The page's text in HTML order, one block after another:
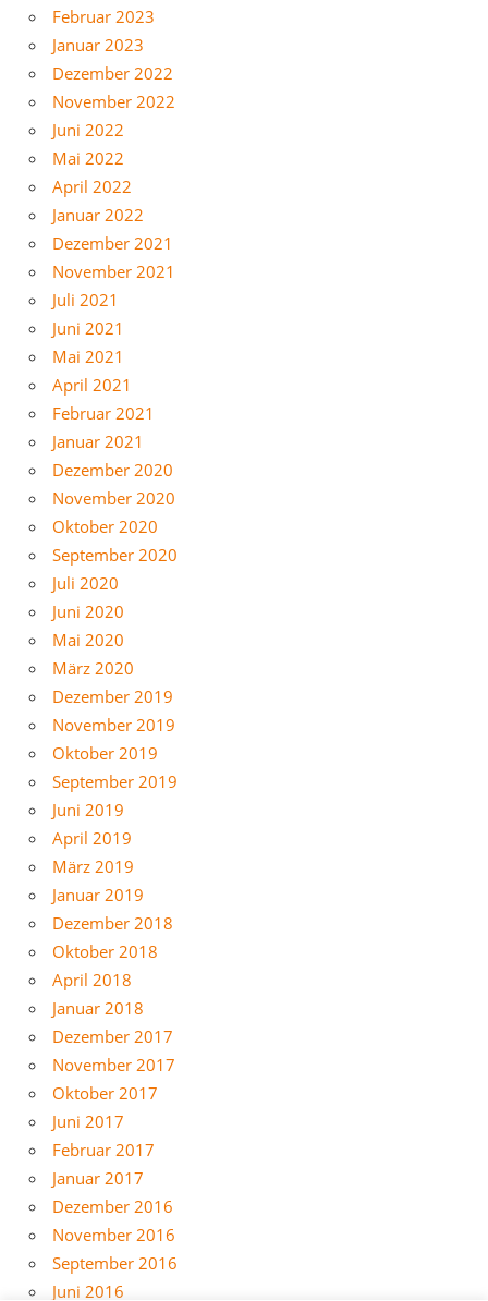
Februar 2023
Januar 2023
Dezember 2022
November 2022
Juni 2022
Mai 2022
April 2022
Januar 2022
Dezember 2021
November 2021
Juli 2021
Juni 2021
Mai 2021
April 2021
Februar 2021
Januar 2021
Dezember 2020
November 2020
Oktober 2020
September 2020
Juli 2020
Juni 2020
Mai 2020
März 2020
Dezember 2019
November 2019
Oktober 2019
September 2019
Juni 2019
April 2019
März 2019
Januar 2019
Dezember 2018
Oktober 2018
April 2018
Januar 2018
Dezember 2017
November 2017
Oktober 2017
Juni 2017
Februar 2017
Januar 2017
Dezember 2016
November 2016
September 2016
Juni 2016